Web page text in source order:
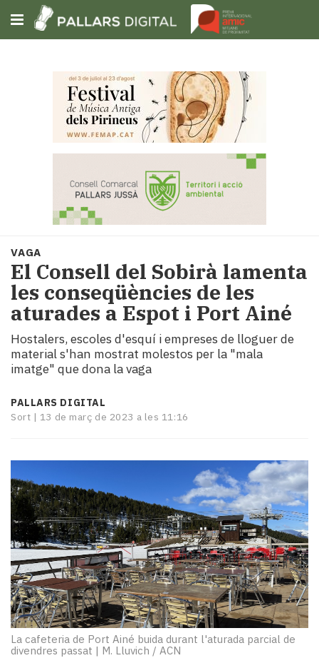
Subscriu-t'hi
Portada
Societat
Política
i
municipis
Economia
turisme
Cultura
Esports
Mai
tant!
mitjans
El
temps
Reportatges
Entrevistes
Enquestes
A
escena!
Dis
la
teva!
Subscriptors
La
VAGA
El Consell del Sobirà lamenta
les conseqüències de les
aturades a Espot i Port Ainé
Hostalers, escoles d'esquí i empreses de lloguer de
material s'han mostrat molestos per la "mala
imatge" que dona la vaga
PALLARS DIGITAL
Sort | 13 de març de 2023 a les 11:16
La cafeteria de Port Ainé buida durant l'aturada parcial de
divendres passat | M. Lluvich / ACN